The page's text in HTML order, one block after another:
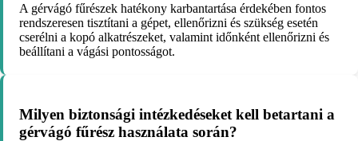
A gérvágó fűrészek hatékony karbantartása érdekében fontos
rendszeresen tisztítani a gépet, ellenőrizni és szükség esetén
cserélni a kopó alkatrészeket, valamint időnként ellenőrizni és
beállítani a vágási pontosságot.
Milyen biztonsági intézkedéseket kell betartani a
gérvágó fűrész használata során?